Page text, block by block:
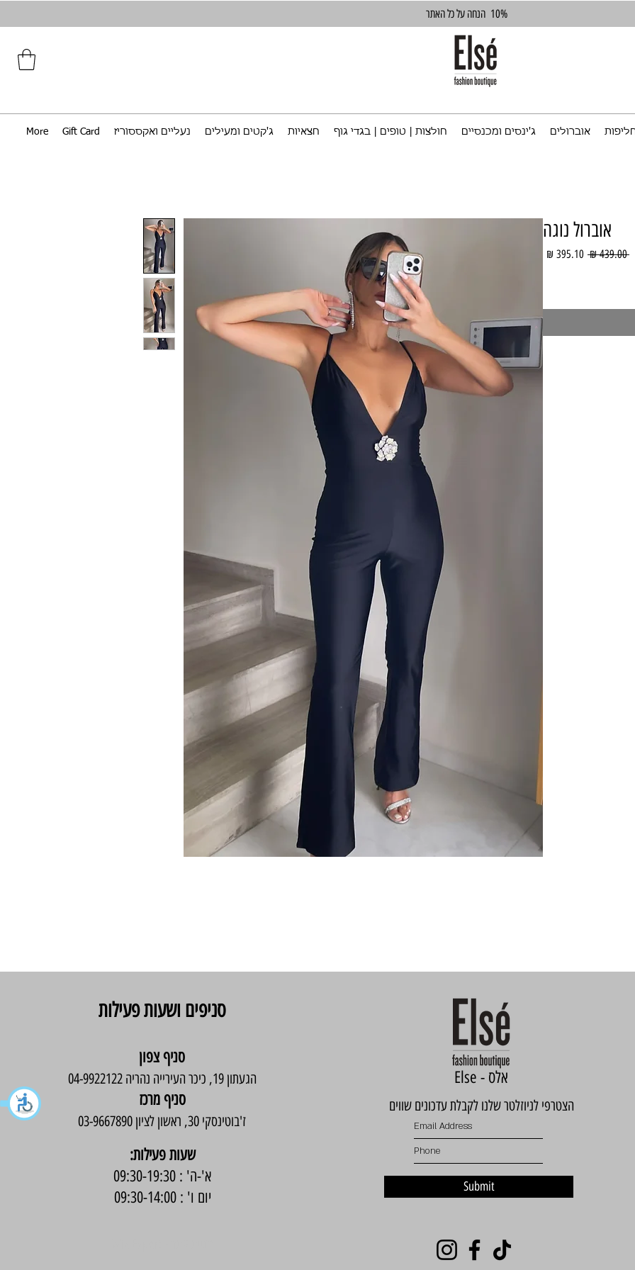
10% הנחה על כל האתר
אוברולים ג'ינסים ומכנסיים חולצות | טופים | בגדי גוף חצאיות ג'קטים ומעילים נעליים ואקססוריז Gift Card
More
אוברול נוגה
‏439.00 ‏₪
מחיר
סניפים ושעות פעילות
סניף צפון
הגעתון 19, כיכר העירייה נהריה 04-9922122
סניף מרכז
ז'בוטינסקי 30, ראשון לציון 03-9667890
:שעות פעילות
א'-ה' : 09:30-19:30
יום ו' : 09:30-14:00
Else - אלס
הצטרפי לניוזלטר שלנו לקבלת עדכונים שווים
Submit